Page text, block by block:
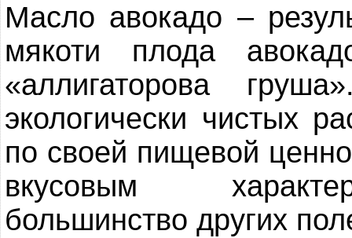
Масло авокадо –
мякоти плода
«аллигаторова
экологически чистых
по своей пищевой
вкусовым
большинство других